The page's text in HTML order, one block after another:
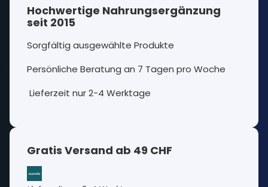
Hochwertige Nahrungsergänzung
seit 2015
Sorgfältig ausgewählte Produkte
Persönliche Beratung an 7 Tagen pro Woche
Lieferzeit nur 2-4 Werktage
Gratis Versand ab 49 CHF